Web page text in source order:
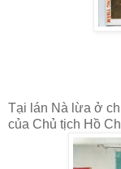
Tại lán Nà lừa ở
của Chủ tịch Hồ